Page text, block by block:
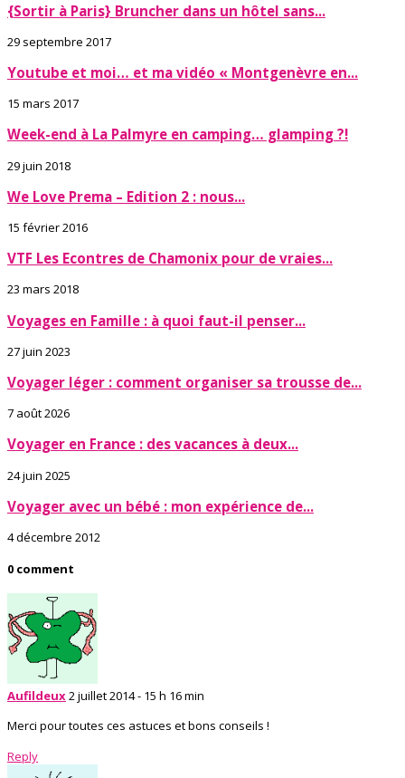
{Sortir à Paris} Bruncher dans un hôtel sans...
29 septembre 2017
Youtube et moi… et ma vidéo « Montgenèvre en...
15 mars 2017
Week-end à La Palmyre en camping… glamping ?!
29 juin 2018
We Love Prema – Edition 2 : nous...
15 février 2016
VTF Les Econtres de Chamonix pour de vraies...
23 mars 2018
Voyages en Famille : à quoi faut-il penser...
27 juin 2023
Voyager léger : comment organiser sa trousse de...
7 août 2026
Voyager en France : des vacances à deux...
24 juin 2025
Voyager avec un bébé : mon expérience de...
4 décembre 2012
0 comment
Aufildeux 2 juillet 2014 - 15 h 16 min
Merci pour toutes ces astuces et bons conseils !
Reply